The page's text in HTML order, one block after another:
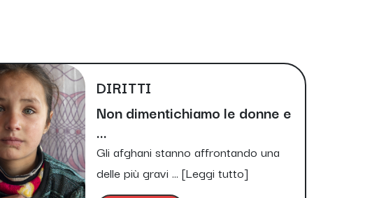
DIRITTI
Non dimentichiamo le donne e
...
Gli afghani stanno affrontando una
delle più gravi ... [Leggi tutto]